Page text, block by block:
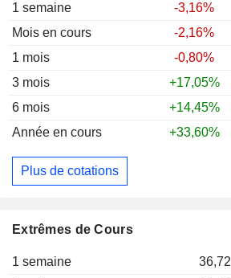
1 semaine
-3,16%
Mois en cours
-2,16%
1 mois
-0,80%
3 mois
+17,05%
6 mois
+14,45%
Année en cours
+33,60%
Plus de cotations
Extrêmes de Cours
1 semaine 36,72